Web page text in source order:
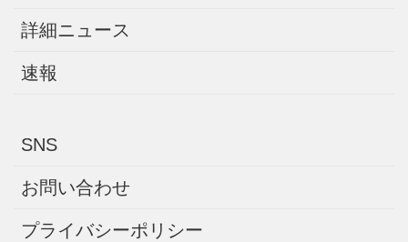
詳細ニュース
速報
SNS
お問い合わせ
プライバシーポリシー